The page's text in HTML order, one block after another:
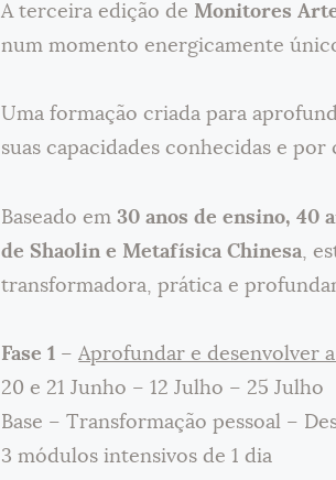
A terceira edição de Monitores
num momento energicamente
Uma formação criada para
suas capacidades conhecidas e
Baseado em30 anos de ensino, 40
de Shaolin e Metafísica Chinesa,
transformadora, prática e
Fase 1 –Aprofundar e desenvolver
20 e 21 Junho – 12 Julho – 25 Julho
Base – Transformação pessoal –
3 módulos intensivos de 1 dia